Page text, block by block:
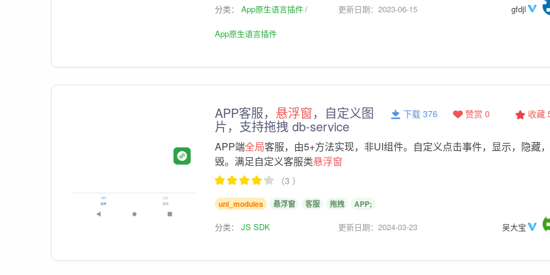
分类： App原生语言插件
App原生语言插件
更新日期：2023-06-15 gfdjl
APP客服， 悬浮窗，自定义图
片，支持拖拽 db-service
收藏
赞赏 0
下载 376
APP端全局客服，由5+方法实现，非UI组件。自定义点击事件，显示，隐藏
毁。满足自定义客服类悬浮窗
（3 ）
uni_modules 悬浮窗 客服 拖拽 APP;
分类： JS SDK 更新日期：2024-03-23 吴大宝